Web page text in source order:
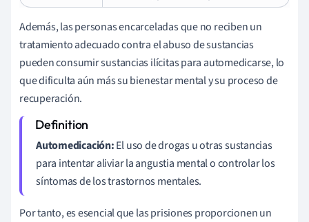
Además, las personas encarceladas que no reciben un
tratamiento adecuado contra el abuso de sustancias
pueden consumir sustancias ilícitas para automedicarse, lo
que dificulta aún más su bienestar mental y su proceso de
recuperación.
Automedicación:El uso de drogas u otras sustancias
para intentar aliviar la angustia mental o controlar los
síntomas de los trastornos mentales.
Por tanto, es esencial que las prisiones proporcionen un